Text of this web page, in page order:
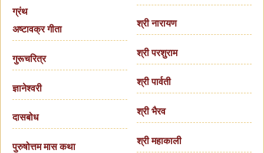
ग्रंथ
अष्टावक्र गीता
गुरूचरित्र
ज्ञानेश्वरी
दासबोध
पुरुषोत्तम मास कथा
श्री नारायण
श्री परशुराम
श्री पार्वती
श्री भैरव
श्री महाकाली